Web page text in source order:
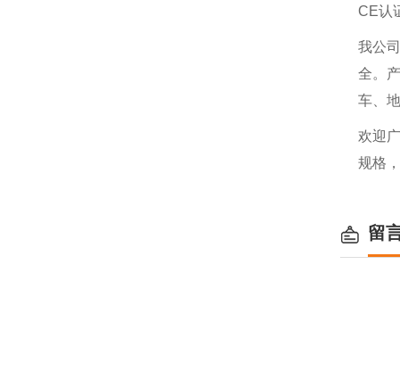
CE认
我公
全。
车、
欢迎
规格
留